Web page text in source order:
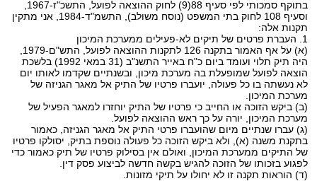
וסעיף 108 לחוק בתי המשפט (נוסח משולב), התשמ"ד-1984, אני מתקין
תקנות אלה:
1. העברת פרטים של תיקים לא-פעילים ממערכת המיכון
היה תיק תלוי ועומד ביום כ"ח באייר התשנ"ב (31 במאי 1992) בלשכת
הוצאה לפועל שמופעלת בה מערכת מיכון, ובשנתיים שקדמו לאותו יום
לא נעשתה בו כל פעולה, יועברו פרטיו של התיק אל מאגר הגניזה של
מערכת המיכון.
(ב) ביקש הזוכה או החייב כי פרטיו של התיק יוחזרו למאגר הפעיל של
מערכת המיכון, יורה על כך ראש ההוצאה לפועל.
(ג) עברו שנתיים מיום שהועברו פרטי התיק אל מאגר הגניזה, כאמור
בתקנת משנה (א), ולא ביקש הזוכה כל פעולה נוספת בתיק, יסולקו פרטיו
של התיקים ממערכת המיכון, ואולם אין בסילוק פרטיו של תיק כאמור כדי
לפגוע בזכותו של הזוכה להגיש בקשה חדשה לביצוע פסק דין.
(ד) הוראות תקנה זו לא יחולו על תיקי מזונות.